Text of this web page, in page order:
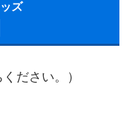
ッズ
ださい。）